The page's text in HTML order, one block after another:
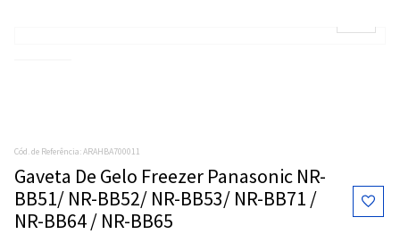
Cód. de Referência:ARAHBA700011
Gaveta De Gelo Freezer Panasonic NR-
BB51/ NR-BB52/ NR-BB53/ NR-BB71 /
NR-BB64 / NR-BB65